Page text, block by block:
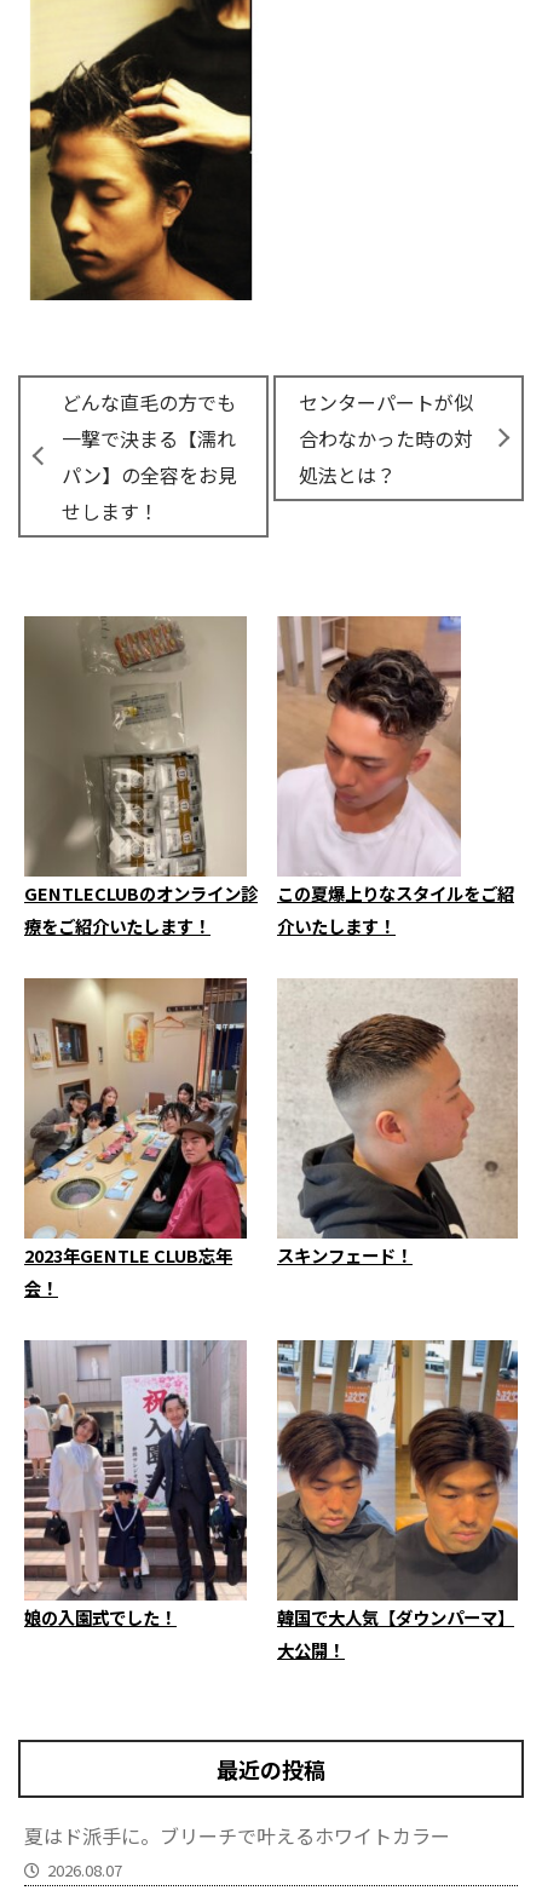
どんな直毛の方でも
一撃で決まる【濡れ
パン】の全容をお見
せします！
センターパートが似
合わなかった時の対
処法とは？
GENTLECLUBのオンライン診
療をご紹介いたします！
この夏爆上りなスタイルをご紹
介いたします！
2023年GENTLE CLUB忘年
会！
スキンフェード！
娘の入園式でした！
韓国で大人気【ダウンパーマ】
大公開！
最近の投稿
夏はド派手に。ブリーチで叶えるホワイトカラー
2026.08.07